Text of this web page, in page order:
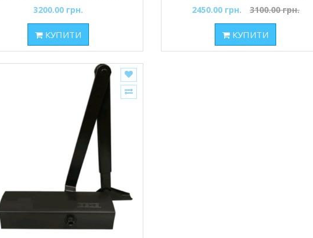
тягою White білий
3200.00 грн.
КУПИТИ
тягою коричневий
2450.00 грн. 3100.00 грн.
КУПИТИ